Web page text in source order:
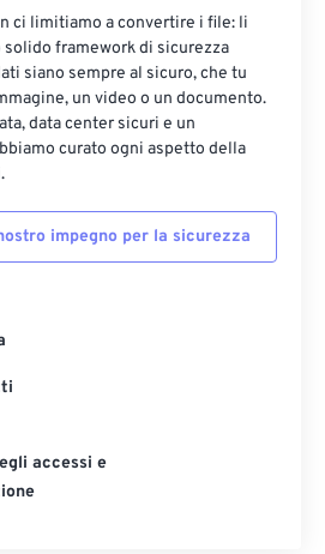
ci limitiamo a convertire i file: li
framework di sicurezza
siano sempre al sicuro, che tu
un video o un documento.
data center sicuri e un
curato ogni aspetto della
impegno per la sicurezza
accessi e